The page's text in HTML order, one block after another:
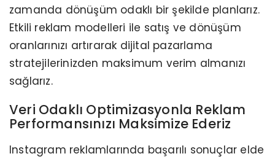
zamanda dönüşüm odaklı bir şekilde planlarız.
Etkili reklam modelleri ile satış ve dönüşüm
oranlarınızı artırarak dijital pazarlama
stratejilerinizden maksimum verim almanızı
sağlarız.
Veri Odaklı Optimizasyonla Reklam
Performansınızı Maksimize Ederiz
Instagram reklamlarında başarılı sonuçlar elde